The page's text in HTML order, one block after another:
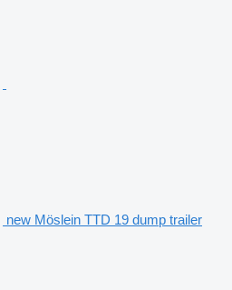
new Möslein TTD 19 dump trailer